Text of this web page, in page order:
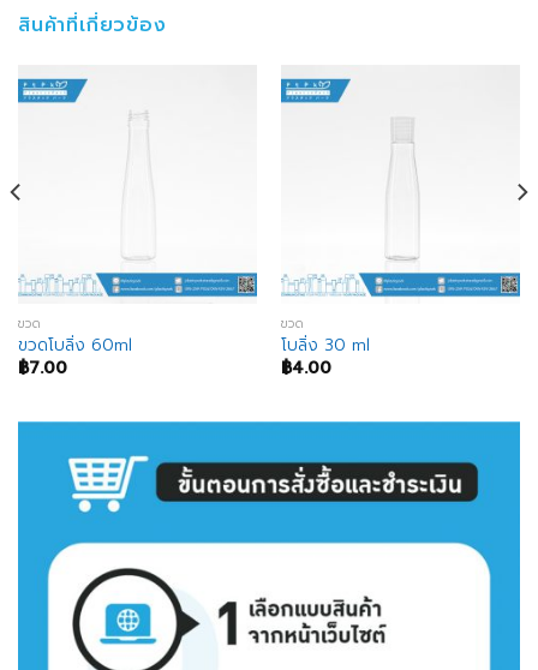
สินค้าที่เกี่ยวข้อง
ขวด
ขวดโบลิ่ง 60ml
฿7.00
ขวด
โบลิ่ง 30 ml
฿4.00